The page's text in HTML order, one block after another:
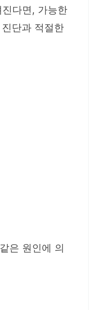
다면, 가능한
단과 적절한
은 원인에 의